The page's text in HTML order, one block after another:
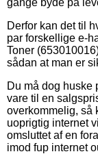
Derfor kan det til
par forskellige e-
Toner
sådan at man er
Du må dog huske
vare til en
overkommelig, så
uoprigtig internet
omsluttet af en
imod fup internet